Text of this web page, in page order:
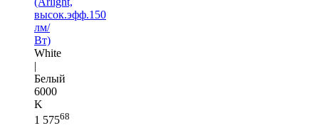
высок.эфф.150
лм/
Вт)
White
|
Белый
6000
K
1 57568